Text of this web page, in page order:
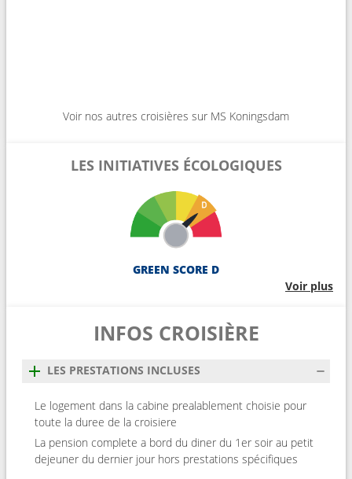
Voir nos autres croisières sur MS Koningsdam
LES INITIATIVES ÉCOLOGIQUES
GREEN SCORE D
Voir plus
INFOS CROISIÈRE
LES PRESTATIONS INCLUSES
Le logement dans la cabine prealablement choisie pour
toute la duree de la croisiere
La pension complete a bord du diner du 1er soir au petit
dejeuner du dernier jour hors prestations spécifiques